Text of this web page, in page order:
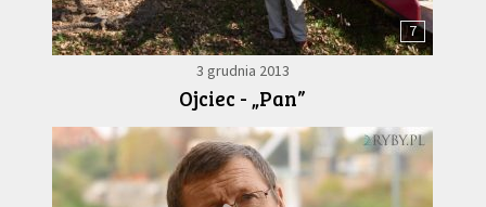
7
3 grudnia 2013
Ojciec - „Pan”